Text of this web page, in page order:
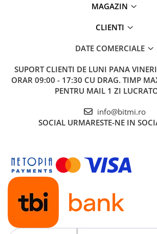
MAGAZIN
CLIENTI
DATE COMERCIALE
SUPORT CLIENTI DE LUNI PANA
ORAR 09:00 - 17:30 CU DRAG. TIMP
PENTRU MAIL 1 ZI
info@bitmi.ro
SOCIAL URMARESTE-NE IN